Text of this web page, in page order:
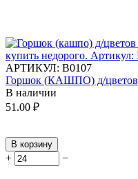
АРТИКУЛ: В0107
Горшок (КАШПО) д/цветов
В наличии
51.00 ₽
В корзину
+ −